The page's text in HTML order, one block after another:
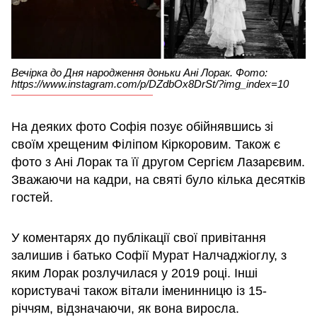
Вечірка до Дня народження доньки Ані Лорак. Фото:
https://www.instagram.com/p/DZdbOx8DrSt/?img_index=10
На деяких фото Софія позує обійнявшись зі
своїм хрещеним Філіпом Кіркоровим. Також є
фото з Ані Лорак та її другом Сергієм Лазарєвим.
Зважаючи на кадри, на святі було кілька десятків
гостей.
У коментарях до публікації свої привітання
залишив і батько Софії Мурат Налчаджіоглу, з
яким Лорак розлучилася у 2019 році. Інші
користувачі також вітали іменинницю із 15-
річчям, відзначаючи, як вона виросла.